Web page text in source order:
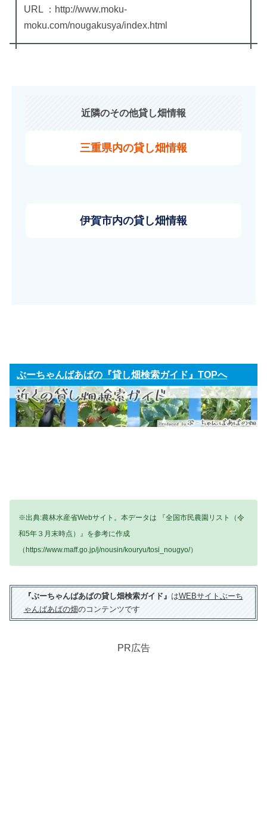
URL ：http://www.moku-
moku.com/nougakusya/index.html
近隣のその他貸し畑情報
三重県内の貸し畑情報
伊賀市内の貸し畑情報
ぶーちゃんばあばの『貸し畑検索ガイド』TOPへ
※出典:農林水産省Webサイト。本データは 『全国市民農園リスト（令
和5年３月末時点）』を参考に作成
（https://www.maff.go.jp/j/nousin/kouryu/tosi_nougyo/）
『ぶーちゃんばあばの貸し畑検索ガイド』 はWEBサイトぶーち
ゃんばあばの畑のコンテンツです
PR広告